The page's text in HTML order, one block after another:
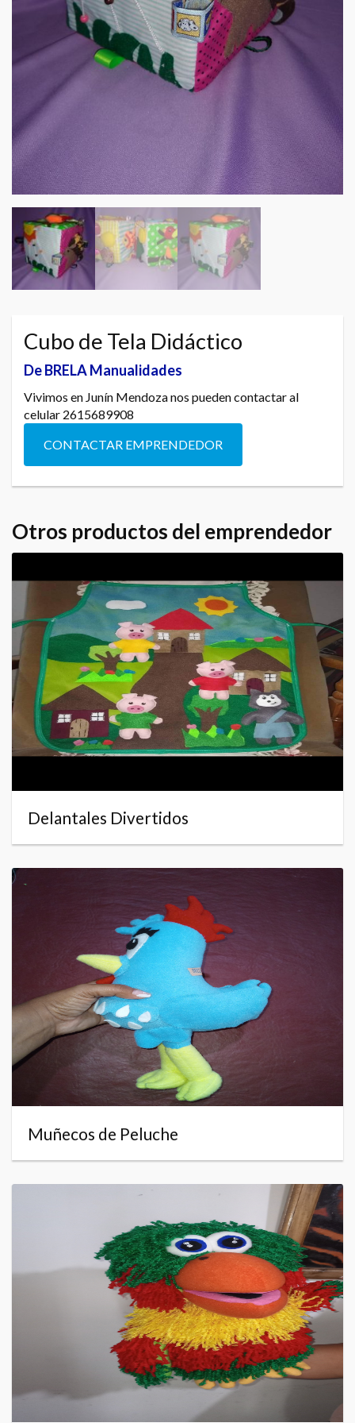
Cubo de Tela Didáctico
De BRELA Manualidades
Vivimos en Junín Mendoza nos pueden contactar al
celular 2615689908
CONTACTAR EMPRENDEDOR
Otros productos del emprendedor
Delantales Divertidos
Muñecos de Peluche